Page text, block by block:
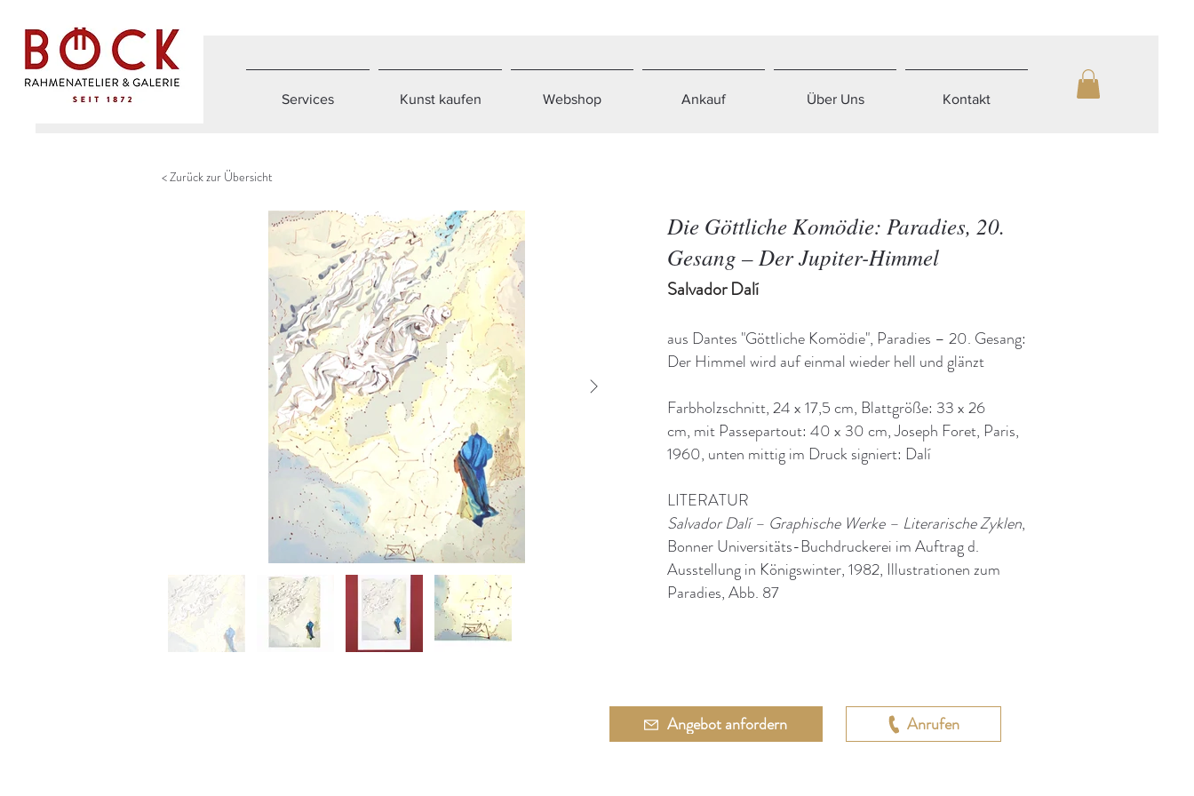
Services Kunst kaufen Webshop Ankauf Über Uns Kontakt
< Zurück zur Übersicht
Die Göttliche Komödie: Paradies, 20.
Gesang – Der Jupiter-Himmel
Salvador Dalí
aus Dantes "Göttliche Komödie", Paradies – 20. Gesang:
Der Himmel wird auf einmal wieder hell und glänzt
Farbholzschnitt, 24 x 17,5 cm, Blattgröße: 33 x 26
cm, mit Passepartout: 40 x 30 cm, Joseph Foret, Paris,
1960, unten mittig im Druck signiert: Dalí
LITERATUR
Salvador Dalí – Graphische Werke – Literarische Zyklen,
Bonner Universitäts-Buchdruckerei im Auftrag d.
Ausstellung in Königswinter, 1982, Illustrationen zum
Paradies, Abb. 87
Angebot anfordern Anrufen